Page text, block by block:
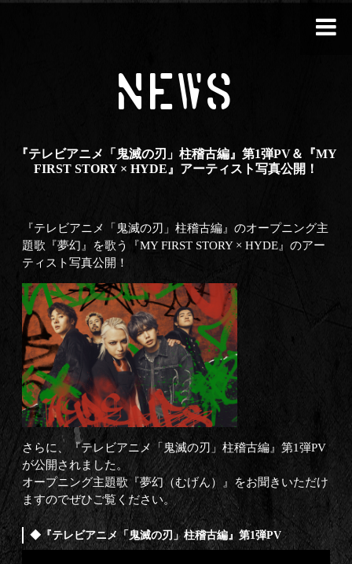
NEWS
『テレビアニメ「鬼滅の刃」柱稽古編』第1弾PV＆『MY
FIRST STORY × HYDE』アーティスト写真公開！
『テレビアニメ「鬼滅の刃」柱稽古編』のオープニング主
題歌『夢幻』を歌う『MY FIRST STORY × HYDE』のアー
ティスト写真公開！
さらに、『テレビアニメ「鬼滅の刃」柱稽古編』第1弾PV
が公開されました。
オープニング主題歌『夢幻（むげん）』をお聞きいただけ
ますのでぜひご覧ください。
◆『テレビアニメ「鬼滅の刃」柱稽古編』第1弾PV